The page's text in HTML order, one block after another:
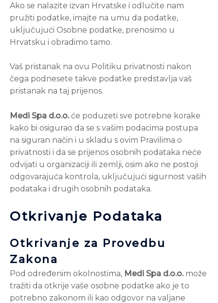
Ako se nalazite izvan Hrvatske i odlučite nam
pružiti podatke, imajte na umu da podatke,
uključujući Osobne podatke, prenosimo u
Hrvatsku i obradimo tamo.
Vaš pristanak na ovu Politiku privatnosti nakon
čega podnesete takve podatke predstavlja vaš
pristanak na taj prijenos.
Medi Spa d.o.o.će poduzeti sve potrebne korake
kako bi osigurao da se s vašim podacima postupa
na siguran način i u skladu s ovim Pravilima o
privatnosti i da se prijenos osobnih podataka neće
odvijati u organizaciji ili zemlji, osim ako ne postoji
odgovarajuća kontrola, uključujući sigurnost vaših
podataka i drugih osobnih podataka.
Otkrivanje Podataka
Otkrivanje za Provedbu
Zakona
Pod određenim okolnostima, Medi Spa d.o.o.može
tražiti da otkrije vaše osobne podatke ako je to
potrebno zakonom ili kao odgovor na valjane